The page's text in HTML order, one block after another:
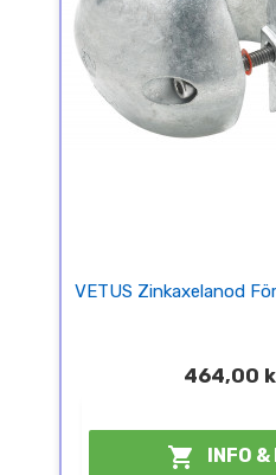
VETUS Zinkaxelanod
464,00
 INFO &